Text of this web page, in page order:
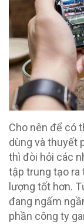
Cho nên để có
dùng và thuyết
thì đòi hỏi các
tập trung tạo ra
lượng tốt hơn.
đang ngấm
phần công ty